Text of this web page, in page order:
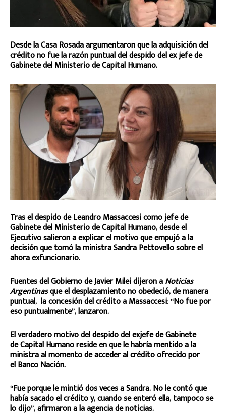
Desde la Casa Rosada argumentaron que la adquisición del
crédito no fue la razón puntual del despido del ex jefe de
Gabinete del Ministerio de Capital Humano.
Tras el despido de Leandro Massaccesi como jefe de
Gabinete del Ministerio de Capital Humano, desde el
Ejecutivo salieron a explicar el motivo que empujó a la
decisión que tomó la ministra Sandra Pettovello sobre el
ahora exfuncionario.
Fuentes del Gobierno de Javier Milei dijeron aNoticias
Argentinasque el desplazamiento no obedeció, de manera
puntual, la concesión del crédito a Massaccesi: “No fue por
eso puntualmente”, lanzaron.
El verdadero motivo del despido del exjefe de Gabinete
de Capital Humano reside en que le habría mentido a la
ministra al momento de acceder al crédito ofrecido por
el Banco Nación.
“Fue porque le mintió dos veces a Sandra. No le contó que
había sacado el crédito y, cuando se enteró ella, tampoco se
lo dijo”, afirmaron a la agencia de noticias.